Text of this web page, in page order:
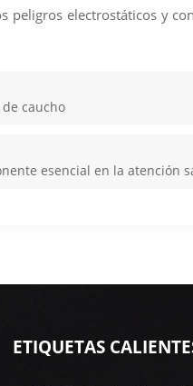
peligros electrostáticos y
caucho
esencial en la atención
ETIQUETAS